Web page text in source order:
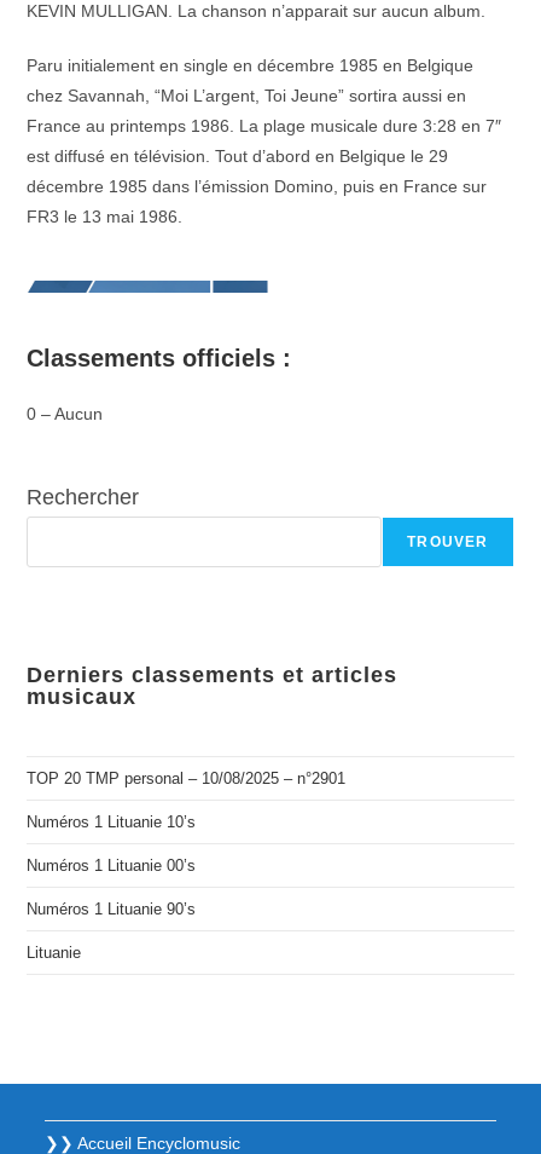
KEVIN MULLIGAN. La chanson n’apparait sur aucun album.
Paru initialement en single en décembre 1985 en Belgique
chez Savannah, “Moi L’argent, Toi Jeune” sortira aussi en
France au printemps 1986. La plage musicale dure 3:28 en 7″
est diffusé en télévision. Tout d’abord en Belgique le 29
décembre 1985 dans l’émission Domino, puis en France sur
FR3 le 13 mai 1986.
Classements officiels :
0 – Aucun
Rechercher
TROUVER
Derniers classements et articles
musicaux
TOP 20 TMP personal – 10/08/2025 – n°2901
Numéros 1 Lituanie 10’s
Numéros 1 Lituanie 00’s
Numéros 1 Lituanie 90’s
Lituanie
❯❯ Accueil Encyclomusic